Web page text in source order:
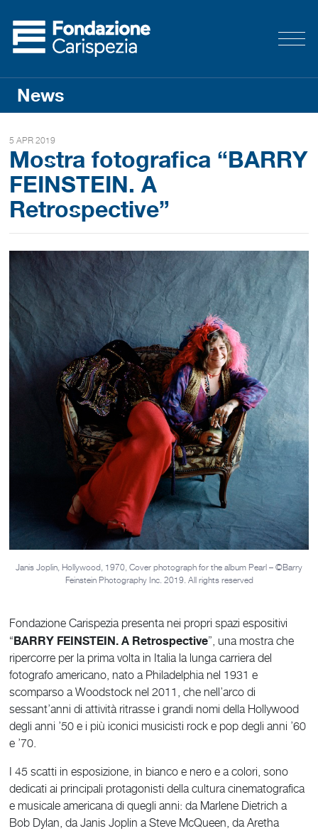
News
5 APR 2019
Mostra fotografica “BARRY
FEINSTEIN. A
Retrospective”
Janis Joplin, Hollywood, 1970, Cover photograph for the album Pearl – ©Barry
Feinstein Photography Inc. 2019. All rights reserved
Fondazione Carispezia presenta nei propri spazi espositivi
“BARRY FEINSTEIN. A Retrospective”, una mostra che
ripercorre per la prima volta in Italia la lunga carriera del
fotografo americano, nato a Philadelphia nel 1931 e
scomparso a Woodstock nel 2011, che nell’arco di
sessant’anni di attività ritrasse i grandi nomi della Hollywood
degli anni ’50 e i più iconici musicisti rock e pop degli anni ’60
e ’70.
I 45 scatti in esposizione, in bianco e nero e a colori, sono
dedicati ai principali protagonisti della cultura cinematografica
e musicale americana di quegli anni: da Marlene Dietrich a
Bob Dylan, da Janis Joplin a Steve McQueen, da Aretha